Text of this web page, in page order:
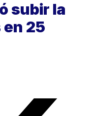
subir la
en 25